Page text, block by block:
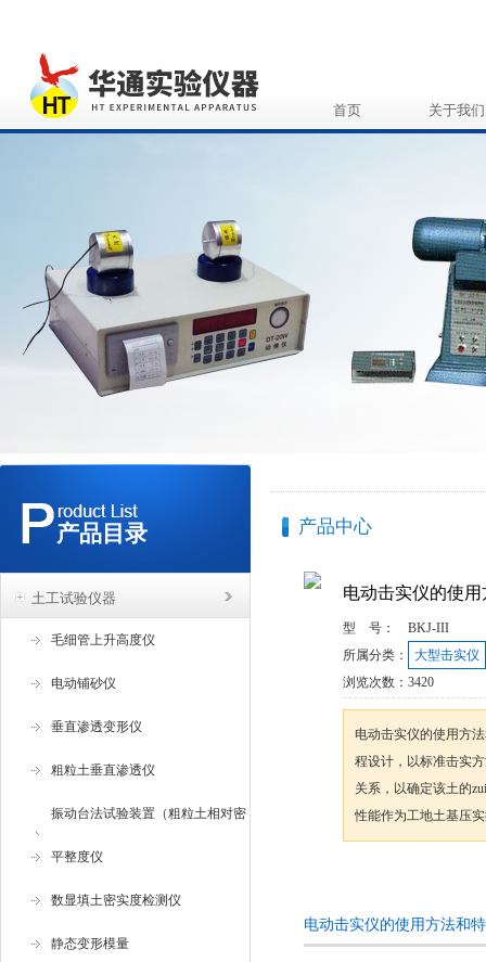
首页 关于我们
产品目录
土工试验仪器
毛细管上升高度仪
电动铺砂仪
垂直渗透变形仪
粗粒土垂直渗透仪
振动台法试验装置（粗粒土相对密
度试验仪 ）
平整度仪
数显填土密实度检测仪
静态变形模量
产品中心
电动击实仪的使
型 号：
BKJ-III
所属分类：
大型击实仪
浏览次数： 3420
电动击实仪的使用方
程设计，以标准击实
关系，以确定该土的
性能作为工地土基压
电动击实仪的使用方法和